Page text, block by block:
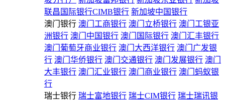
联昌国际银行CIMB银行 新加坡中国银行
澳门银行 澳门工商银行 澳门立桥银行 澳门工银亚
洲银行 澳门中国银行 澳门国际银行 澳门汇丰银行
澳门葡萄牙商业银行 澳门大西洋银行 澳门广发银
行 澳门华侨银行 澳门交通银行 澳门发展银行 澳门
大丰银行 澳门汇业银行 澳门商业银行 澳门蚂蚁银
行
瑞士银行 瑞士富地银行 瑞士CIM银行 瑞士瑞讯银